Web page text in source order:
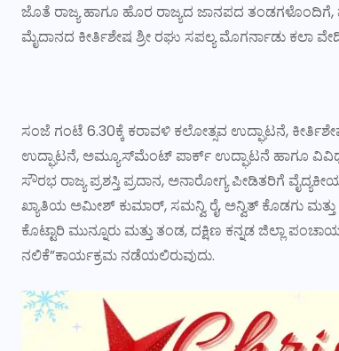
ಜೊತೆ ರಾಜ್ಯ ಹಾಗೂ ಹೊರ ರಾಜ್ಯದ ಜಾನಪದ
ಮೈದಾನದ ಕೀರ್ತಿಶೇಷ ಶ್ರೀ ರಘು ಸಪಲ್ಯ ಮೊಗರ್ನಾಡು
ಸಂಜೆ ಗಂಟೆ 6.30ಕ್ಕೆ ಕರಾವಳಿ ಕಲೋತ್ಸವ ಉದ್ಘಾಟನೆ,
ಉದ್ಘಾಟನೆ, ಅಮ್ಯೂಸ್‌ಮೆಂಟ್ ಪಾರ್ಕ್ ಉದ್ಘಾಟನೆ ಹಾಗೂ
ಸೌರಭ ರಾಜ್ಯ ಪ್ರಶಸ್ತಿ ಪ್ರದಾನ, ಅನಾರೋಗ್ಯ ಪೀಡಿತರಿಗೆ
ಖ್ಯಾತಿಯ ಅಮೀಶ್ ಕುಮಾರ್, ಸಮನ್ವಿ ರೈ, ಅನ್ವಿತ್ ಕೊಡಗು
ಕೊಟ್ಟಾರಿ ಮುನ್ನೂರು ಮತ್ತು ತಂಡ, ದಕ್ಷಿಣ ಕನ್ನಡ ಜಿಲ್ಲಾ
ನಲಿಕೆ”ಕಾರ್ಯಕ್ರಮ ನಡೆಯಲಿರುವುದು.